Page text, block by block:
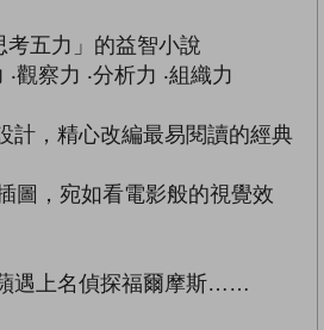
五力」的益智小說
察力 ‧分析力 ‧組織力
，精心改編最易閱讀的經典
，宛如看電影般的視覺效
上名偵探福爾摩斯……